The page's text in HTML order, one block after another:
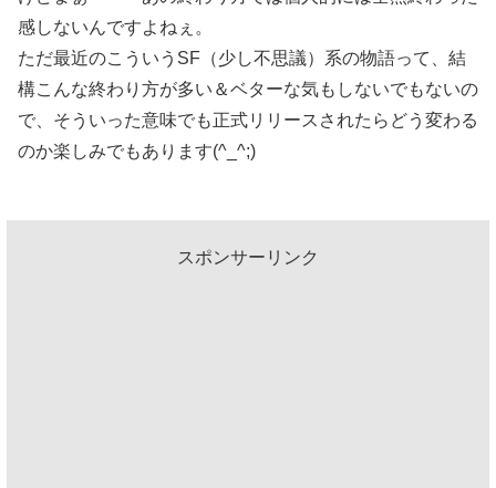
感しないんですよねぇ。
ただ最近のこういうSF（少し不思議）系の物語って、結
構こんな終わり方が多い＆ベターな気もしないでもないの
で、そういった意味でも正式リリースされたらどう変わる
のか楽しみでもあります(^_^;)
スポンサーリンク